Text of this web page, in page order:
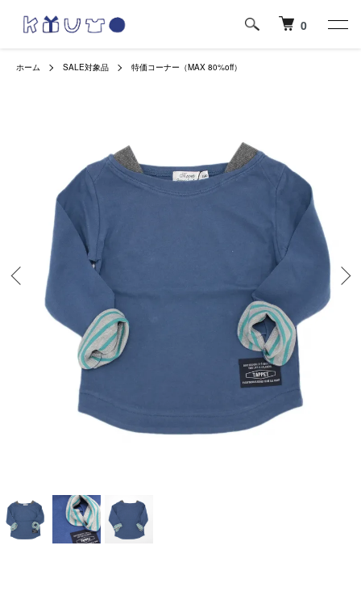
0
ホーム SALE対象品 特価コーナー（MAX 80%off）